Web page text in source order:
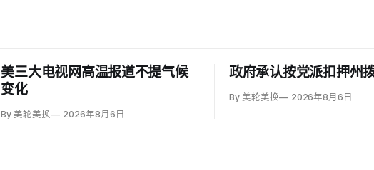
美三大电视网高温报道不提气候
变化
By 美轮美换 2026年8月6日
政府承认按党派扣押州
By 美轮美换 2026年8月6日